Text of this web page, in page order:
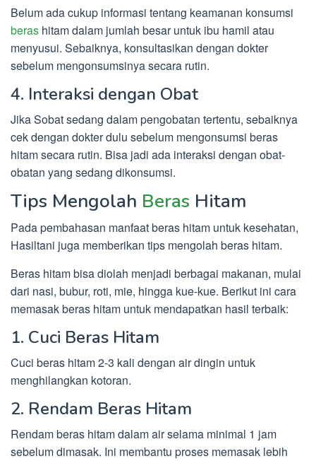
Belum ada cukup informasi tentang keamanan konsumsi
beras hitam dalam jumlah besar untuk ibu hamil atau
menyusui. Sebaiknya, konsultasikan dengan dokter
sebelum mengonsumsinya secara rutin.
4. Interaksi dengan Obat
Jika Sobat sedang dalam pengobatan tertentu, sebaiknya
cek dengan dokter dulu sebelum mengonsumsi beras
hitam secara rutin. Bisa jadi ada interaksi dengan obat-
obatan yang sedang dikonsumsi.
Tips Mengolah Beras Hitam
Pada pembahasan manfaat beras hitam untuk kesehatan,
Hasiltani juga memberikan tips mengolah beras hitam.
Beras hitam bisa diolah menjadi berbagai makanan, mulai
dari nasi, bubur, roti, mie, hingga kue-kue. Berikut ini cara
memasak beras hitam untuk mendapatkan hasil terbaik:
1. Cuci Beras Hitam
Cuci beras hitam 2-3 kali dengan air dingin untuk
menghilangkan kotoran.
2. Rendam Beras Hitam
Rendam beras hitam dalam air selama minimal 1 jam
sebelum dimasak. Ini membantu proses memasak lebih